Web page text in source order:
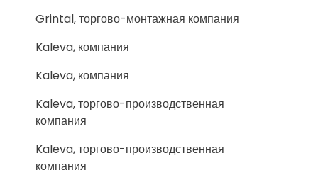
Grintal, торгово-монтажная компания
Kaleva, компания
Kaleva, компания
Kaleva, торгово-производственная
компания
Kaleva, торгово-производственная
компания